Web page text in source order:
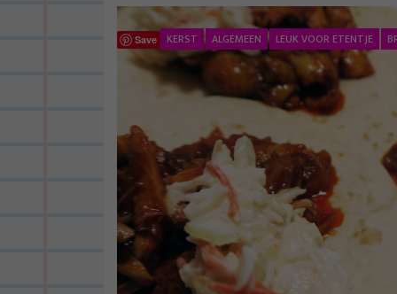
Save KERST ALGEMEEN LEUK VOOR ETENTJE